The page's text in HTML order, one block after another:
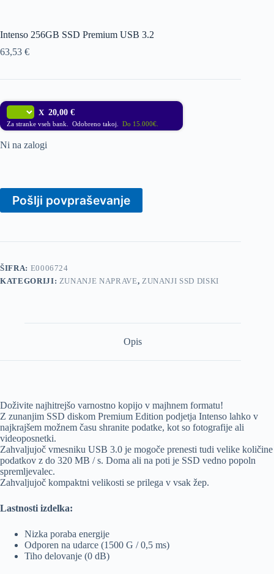
Intenso 256GB SSD Premium USB 3.2
63,53 €
X 20,00 €
Za stranke vseh bank. Odobreno takoj. Do 15.000€.
Ni na zalogi
Pošlji povpraševanje
ŠIFRA: E0006724
KATEGORIJI: ZUNANJE NAPRAVE, ZUNANJI SSD DISKI
Opis
Doživite najhitrejšo varnostno kopijo v majhnem formatu!
Z zunanjim SSD diskom Premium Edition podjetja Intenso lahko v
najkrajšem možnem času shranite podatke, kot so fotografije ali
videoposnetki.
Zahvaljujoč vmesniku USB 3.0 je mogoče prenesti tudi velike količine
podatkov z do 320 MB / s. Doma ali na poti je SSD vedno popoln
spremljevalec.
Zahvaljujoč kompaktni velikosti se prilega v vsak žep.
Lastnosti izdelka:
Nizka poraba energije
Odporen na udarce (1500 G / 0,5 ms)
Tiho delovanje (0 dB)